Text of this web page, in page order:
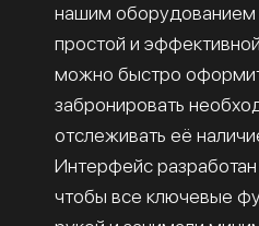
нашим оборудованием
простой и
можно быстро
забронировать
отслеживать её
Интерфейс
чтобы все ключевые